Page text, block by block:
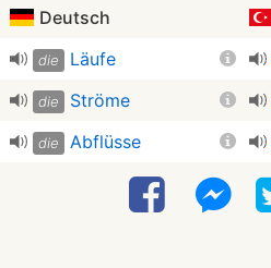
Deutsch
die Läufe
die Ströme
die Abflüsse